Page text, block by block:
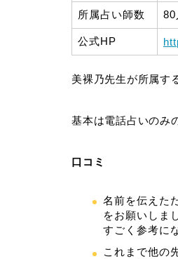
所属占い師数 80
公式HP
美裸乃先生が所属す
基本は電話占いのみ
口コミ
名前を伝えた
をお願いしま
すごく参考に
これまで他の